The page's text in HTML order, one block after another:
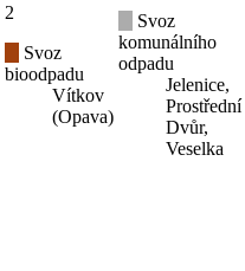
2
Svoz
bioodpadu
Vítkov
(Opava)
Svoz
komunálního
odpadu
Jelenice,
Prostřední
Dvůr,
Veselka